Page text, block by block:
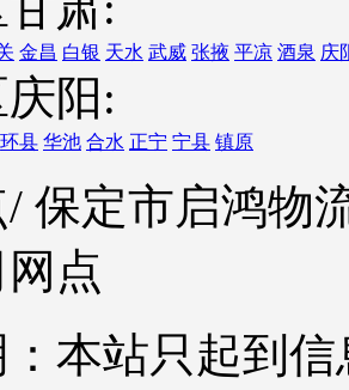
金昌 白银 天水 武威 张掖 平凉 酒泉 庆
阳:
环县 华池 合水 正宁 宁县 镇原
/ 保定市启鸿物
点
本站只起到